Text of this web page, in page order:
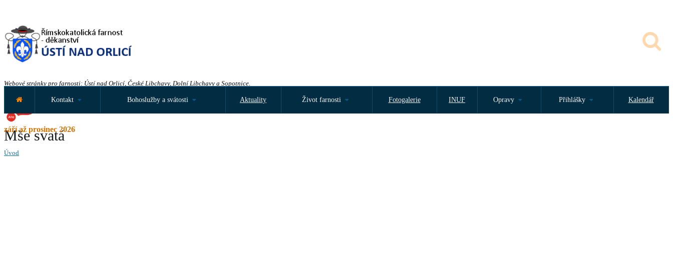
Webové stránky pro farnosti: Ústí nad Orlicí, České Libchavy, Dolní Libchavy a Sopotnice.
září až prosinec 2026
Kontakt Bohoslužby a svátosti Aktuality Život farnosti Fotogalerie INUF Opravy Přihlášky Kalendář
Mše svatá
Úvod